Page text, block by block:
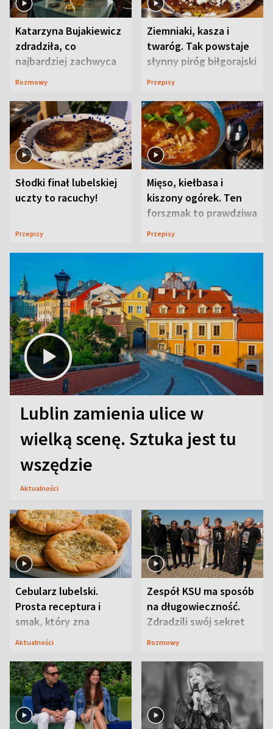
Katarzyna Bujakiewicz
zdradziła, co
najbardziej zachwyca
ją w Lublinie
Rozmowy
Ziemniaki, kasza i
twaróg. Tak powstaje
słynny piróg biłgorajski
Przepisy
Słodki finał lubelskiej
uczty to racuchy!
Przepisy
Mięso, kiełbasa i
kiszony ogórek. Ten
forszmak to prawdziwa
uczta
Przepisy
Lublin zamienia ulice w
wielką scenę. Sztuka jest tu
wszędzie
Aktualności
Cebularz lubelski.
Prosta receptura i
smak, który zna
Lubelszczyzna
Aktualności
Zespół KSU ma sposób
na długowieczność.
Zdradzili swój sekret
Rozmowy